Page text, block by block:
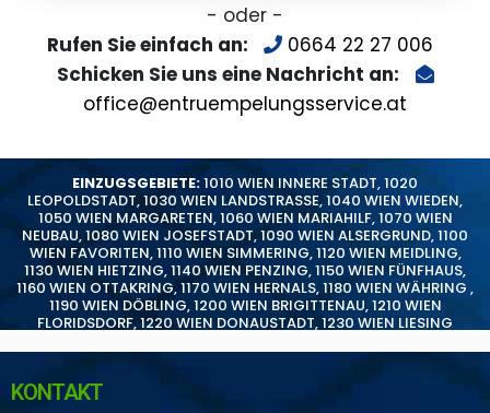
- oder -
Rufen Sie einfach an:
0664 22 27 006
Schicken Sie uns eine Nachricht an:
office@entruempelungsservice.at
EINZUGSGEBIETE:1010 WIEN INNERE STADT,1020
LEOPOLDSTADT,1030 WIEN LANDSTRASSE,1040 WIEN WIEDEN,
1050 WIEN MARGARETEN,1060 WIEN MARIAHILF,1070 WIEN
NEUBAU,1080 WIEN JOSEFSTADT,1090 WIEN ALSERGRUND,1100
WIEN FAVORITEN,1110 WIEN SIMMERING,1120 WIEN MEIDLING,
1130 WIEN HIETZING,1140 WIEN PENZING,1150 WIEN FÜNFHAUS,
1160 WIEN OTTAKRING,1170 WIEN HERNALS,1180 WIEN WÄHRING ,
1190 WIEN DÖBLING,1200 WIEN BRIGITTENAU,1210 WIEN
FLORIDSDORF,1220 WIEN DONAUSTADT,1230 WIEN LIESING
KONTAKT